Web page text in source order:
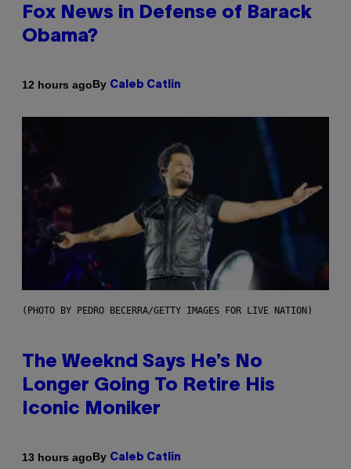
Fox News in Defense of Barack
Obama?
12 hours agoBy Caleb Catlin
(PHOTO BY PEDRO BECERRA/GETTY IMAGES FOR LIVE NATION)
The Weeknd Says He’s No
Longer Going To Retire His
Iconic Moniker
13 hours agoBy Caleb Catlin